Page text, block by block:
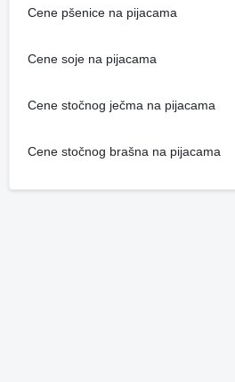
Cene pšenice na pijacama
Cene soje na pijacama
Cene stočnog ječma na pijacama
Cene stočnog brašna na pijacama